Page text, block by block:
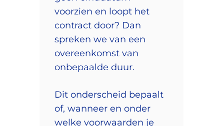
voorzien en loopt het
contract door? Dan
spreken we van een
overeenkomst van
onbepaalde duur.
Dit onderscheid bepaalt
of, wanneer en onder
welke voorwaarden je